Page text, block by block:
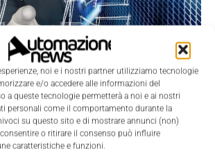
noi e i nostri partner utilizziamo tecnologie
e/o accedere alle informazioni del
a queste tecnologie permetterà a noi e ai nostri
personali come il comportamento durante la
su questo sito e di mostrare annunci (non)
o ritirare il consenso può influire
caratteristiche e funzioni.
passa a Sap Hana con
e NetApp
2019